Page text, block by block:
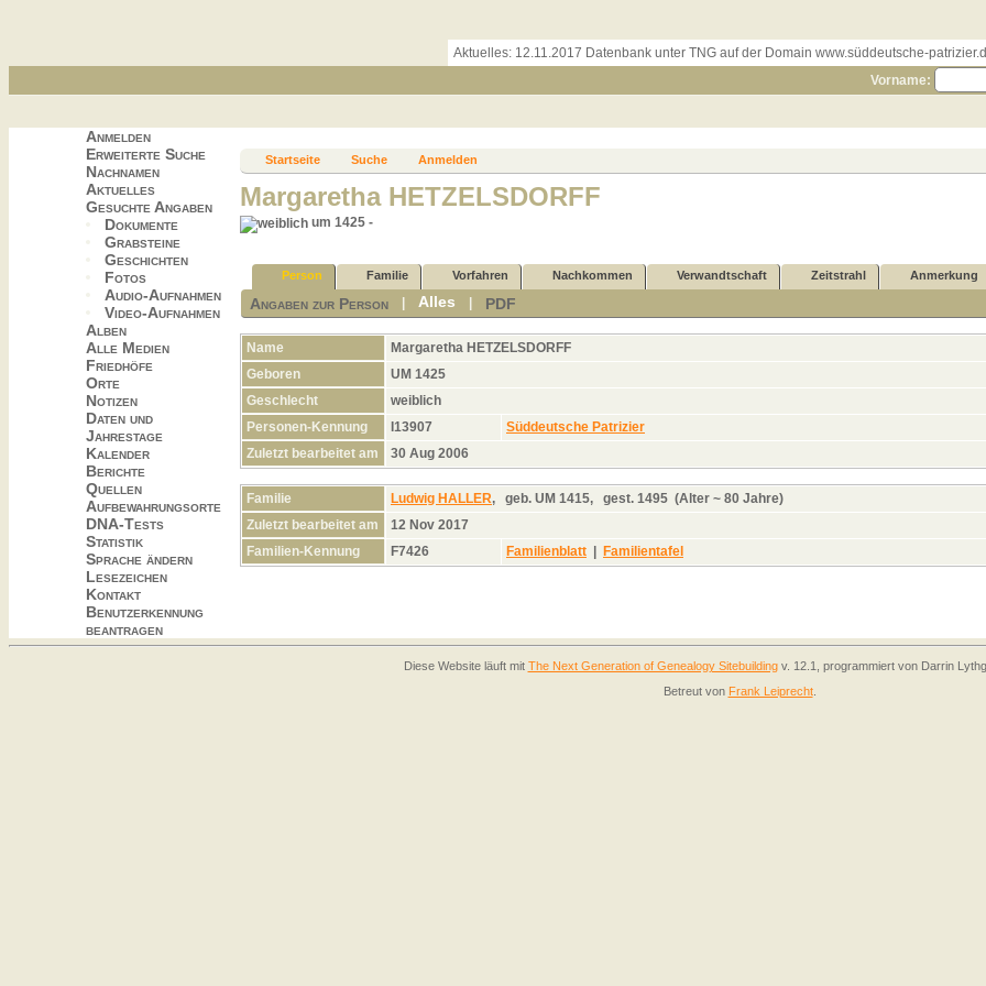
Aktuelles: 12.11.2017 Datenbank unter TNG auf der Domain www.süddeutsche-
Vorname:
Anmelden
Erweiterte Suche
Nachnamen
Aktuelles
Gesuchte Angaben
Dokumente
Grabsteine
Geschichten
Fotos
Audio-Aufnahmen
Video-Aufnahmen
Alben
Alle Medien
Friedhöfe
Orte
Notizen
Daten und
Jahrestage
Kalender
Berichte
Quellen
Aufbewahrungsorte
DNA-Tests
Statistik
Sprache ändern
Lesezeichen
Kontakt
Benutzerkennung
beantragen
Startseite Suche Anmelden
Margaretha HETZELSDORFF
um 1425 -
Person Familie Vorfahren Nachkommen Verwandtschaft Zeitstrahl Anmerkung
Angaben zur Person |Alles PDF
Name Margaretha HETZELSDORFF
Geboren
UM 1425
Geschlecht
weiblich
Personen-Kennung
I13907
Süddeutsche Patrizier
Zuletzt bearbeitet am
30 Aug 2006
Familie Ludwig HALLER, geb. UM 1415, gest. 1495 (Alter ~ 80 Jahre)
Zuletzt bearbeitet am
12 Nov 2017
Familien-Kennung
F7426 Familienblatt | Familientafel
Diese Website läuft mit The Next Generation of Genealogy Sitebuildingv. 12.1, programmiert von Darrin
Betreut von Frank Leiprecht.